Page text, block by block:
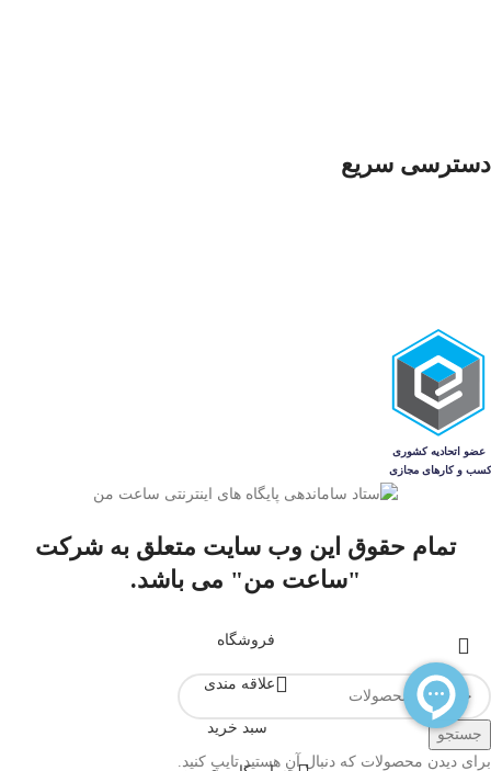
دسترسی سریع
تمام حقوق این وب سایت متعلق به شرکت
"ساعت من" می باشد.
جستجو
برای دیدن محصولات که دنبال آن هستید تایپ کنید.
فروشگاه
علاقه مندی
سبد خرید